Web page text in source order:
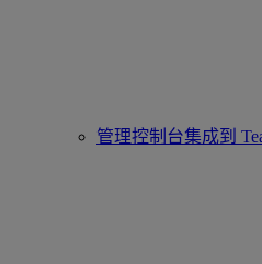
管理控制台集成到